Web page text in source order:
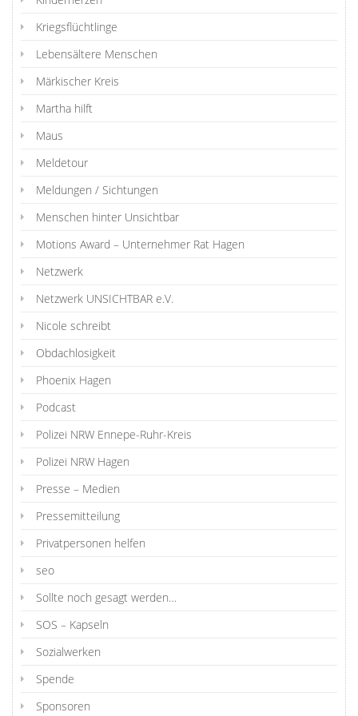
Kriegsflüchtlinge
Lebensältere Menschen
Märkischer Kreis
Martha hilft
Maus
Meldetour
Meldungen / Sichtungen
Menschen hinter Unsichtbar
Motions Award – Unternehmer Rat Hagen
Netzwerk
Netzwerk UNSICHTBAR e.V.
Nicole schreibt
Obdachlosigkeit
Phoenix Hagen
Podcast
Polizei NRW Ennepe-Ruhr-Kreis
Polizei NRW Hagen
Presse – Medien
Pressemitteilung
Privatpersonen helfen
seo
Sollte noch gesagt werden…
SOS – Kapseln
Sozialwerken
Spende
Sponsoren